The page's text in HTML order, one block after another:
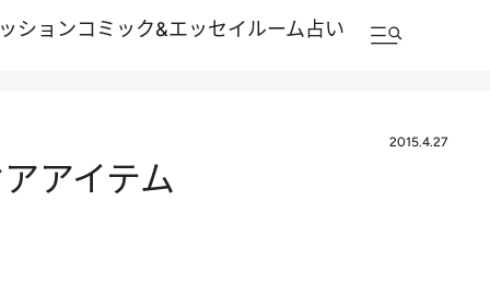
ションコミック&エッセイルーム占い
2015.4.27
アイテム